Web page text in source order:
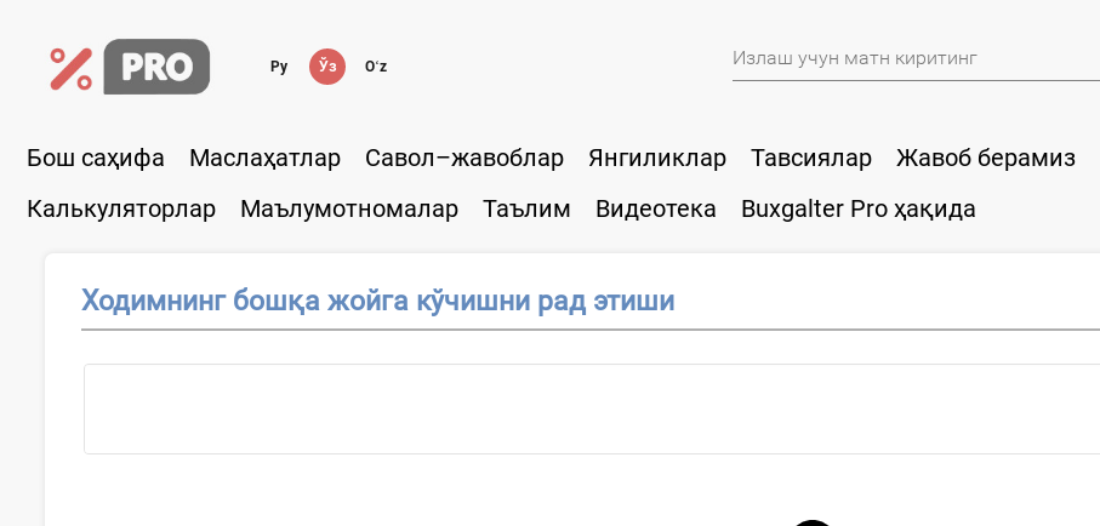
Ру Ўз Oʻz
Бош саҳифа Маслаҳатлар Савол–жавоблар Янгиликлар Тавсиялар Жавоб берамиз
Калькуляторлар
Маълумотномалар Таълим Видеотека Buxgalter Pro ҳақида
Ходимнинг бошқа жойга кўчишни рад этиши